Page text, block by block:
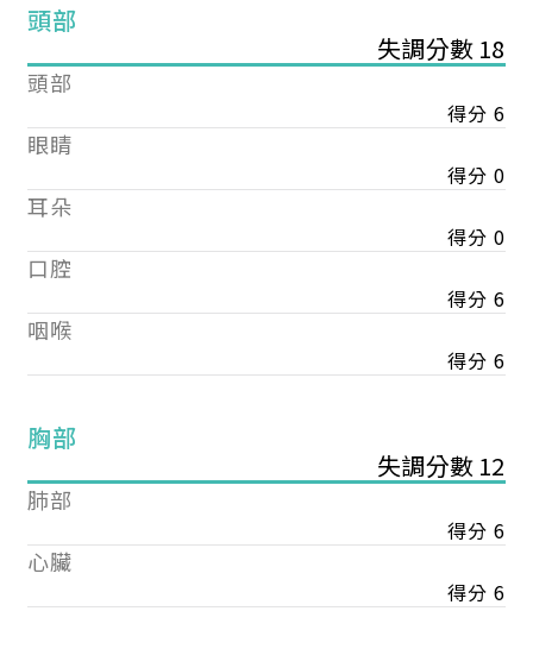
頭部
失調分數 18
頭部
得分 6
眼睛
得分 0
耳朵
得分 0
口腔
得分 6
咽喉
得分 6
胸部
失調分數 12
肺部
得分 6
心臟
得分 6